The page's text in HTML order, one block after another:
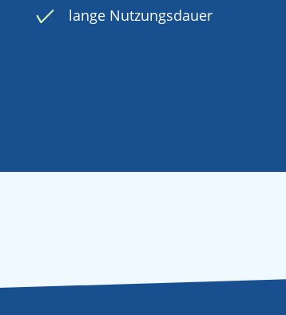
lange Nutzungsdauer